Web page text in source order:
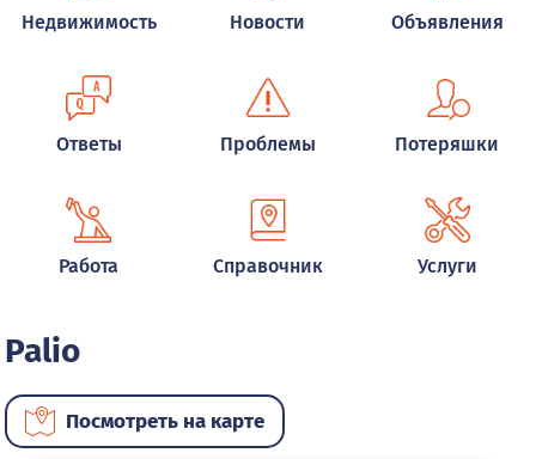
Недвижимость Новости Объявления
Ответы Проблемы Потеряшки
Работа Справочник Услуги
Palio
Посмотреть на карте